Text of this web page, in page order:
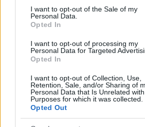
consent section.
I want to opt-out of the Sale of my
Personal Data.
Opted In
I want to opt-out of processing my
Personal Data for Targeted
Opted In
I want to opt-out of Collection, Use,
Retention, Sale, and/or Sharing of
Personal Data that Is Unrelated
Purposes for which it was collected.
Opted Out